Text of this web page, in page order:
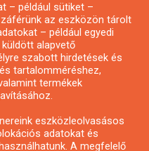
hírlevél
– például sütiket –
az eszközön tárolt
– például egyedi
alapvető
szabott hirdetések és
tartalomméréshez,
termékek
eszközleolvasásos
adatokat és
A megfelelő